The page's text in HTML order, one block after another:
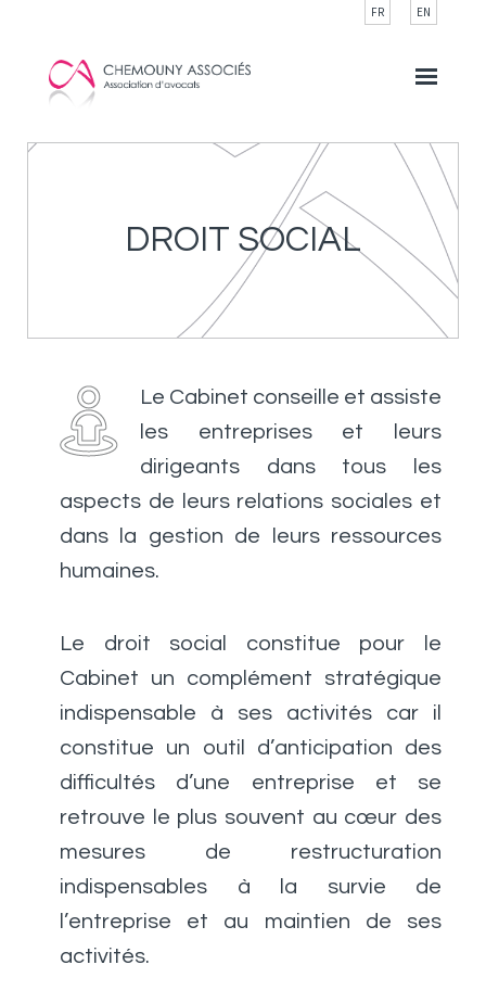
FR EN
DROIT SOCIAL
Le Cabinet conseille et assiste
les entreprises et leurs
dirigeants dans tous les
aspects de leurs relations sociales et
dans la gestion de leurs ressources
humaines.
Le droit social constitue pour le
Cabinet un complément stratégique
indispensable à ses activités car il
constitue un outil d’anticipation des
difficultés d’une entreprise et se
retrouve le plus souvent au cœur des
mesures de restructuration
indispensables à la survie de
l’entreprise et au maintien de ses
activités.